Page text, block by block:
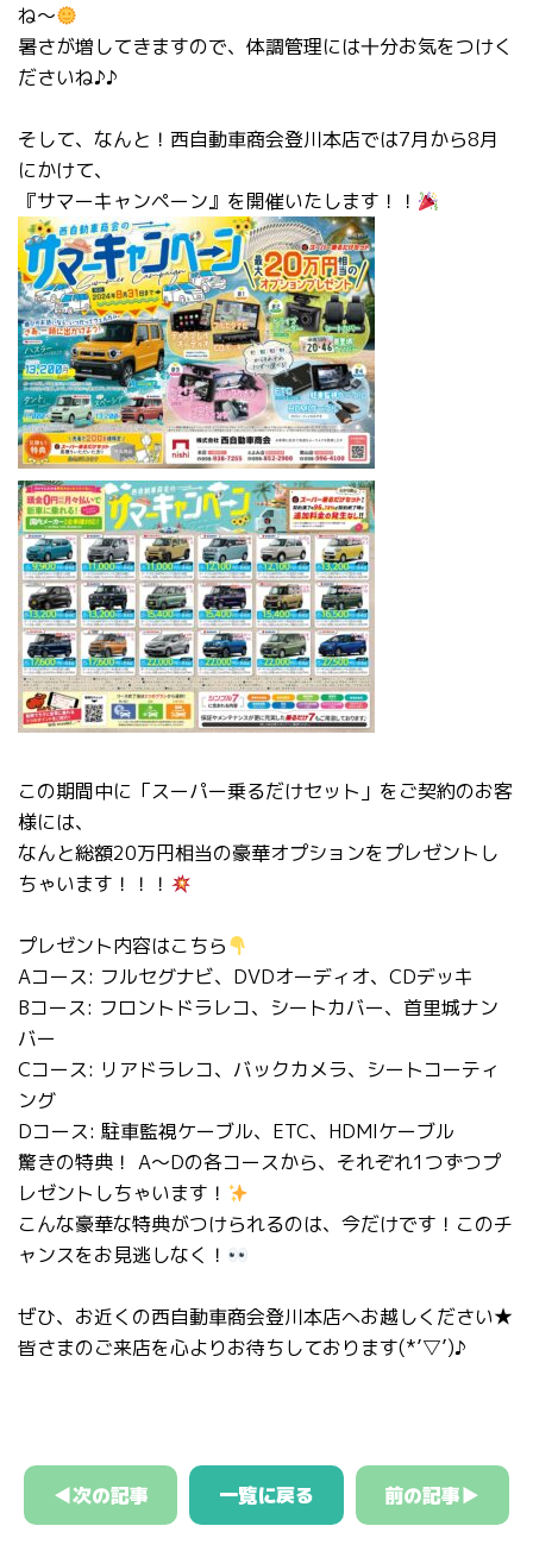
ね～
暑さが増してきますので、体調管理には十分お気をつけく
ださいね♪♪
そして、なんと！西自動車商会登川本店では7月から8月
にかけて、
『サマーキャンペーン』を開催いたします！！
この期間中に「スーパー乗るだけセット」をご契約のお客
様には、
なんと総額20万円相当の豪華オプションをプレゼントし
ちゃいます！！！
プレゼント内容はこちら
Aコース: フルセグナビ、DVDオーディオ、CDデッキ
Bコース: フロントドラレコ、シートカバー、首里城ナン
バー
Cコース: リアドラレコ、バックカメラ、シートコーティ
ング
Dコース: 駐車監視ケーブル、ETC、HDMIケーブル
驚きの特典！ A～Dの各コースから、それぞれ1つずつプ
レゼントしちゃいます！
こんな豪華な特典がつけられるのは、今だけです！このチ
ャンスをお見逃しなく！
ぜひ、お近くの西自動車商会登川本店へお越しください★
皆さまのご来店を心よりお待ちしております(*’▽’)♪
◀次の記事 一覧に戻る 前の記事▶